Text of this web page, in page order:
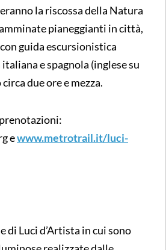
la riscossa della Natura
pianeggianti in città,
con guida escursionistica
e spagnola (inglese su
due ore e mezza.
ewww.metrotrail.it/luci-
di Luci d’Artista in cui sono